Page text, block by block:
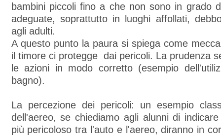
bambini piccoli fino a che non sono in grado
adeguate, soprattutto in luoghi affollati,
agli adulti.
A questo punto la paura si spiega come
il timore ci protegge dai pericoli. La prudenza
le azioni in modo corretto (esempio
bagno).
La percezione dei pericoli: un esempio
dell'aereo, se chiediamo agli alunni di
più pericoloso tra l'auto e l'aereo, diranno in